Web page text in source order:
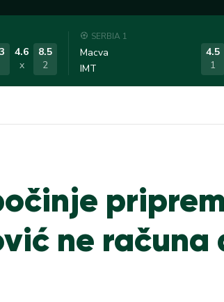
4.6
x
8.5
2
SERBIA 1
Macva
IMT
4.5
1
ne računa